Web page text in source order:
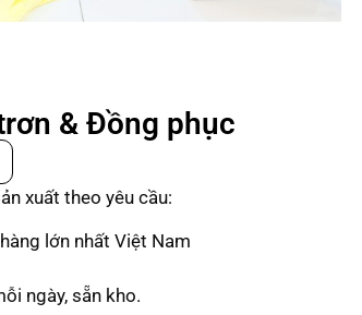
& Đồng phục
xuất theo yêu cầu:
lớn nhất Việt Nam
ngày, sẵn kho.